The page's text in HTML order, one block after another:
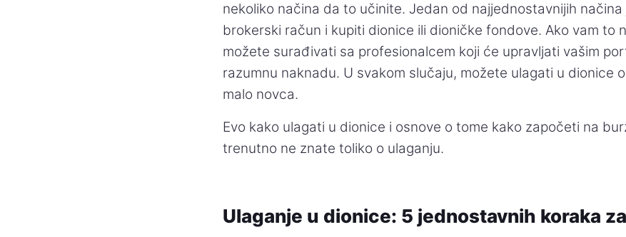
nekoliko načina da to učinite. Jedan od najjednostavnijih
brokerski račun i kupiti dionice ili dioničke fondove. Ako vam to
možete surađivati sa profesionalcem koji će upravljati vašim
razumnu naknadu. U svakom slučaju, možete ulagati u dionice
malo novca.
Evo kako ulagati u dionice i osnove o tome kako započeti na
trenutno ne znate toliko o ulaganju.
Ulaganje u dionice: 5 jednostavnih koraka